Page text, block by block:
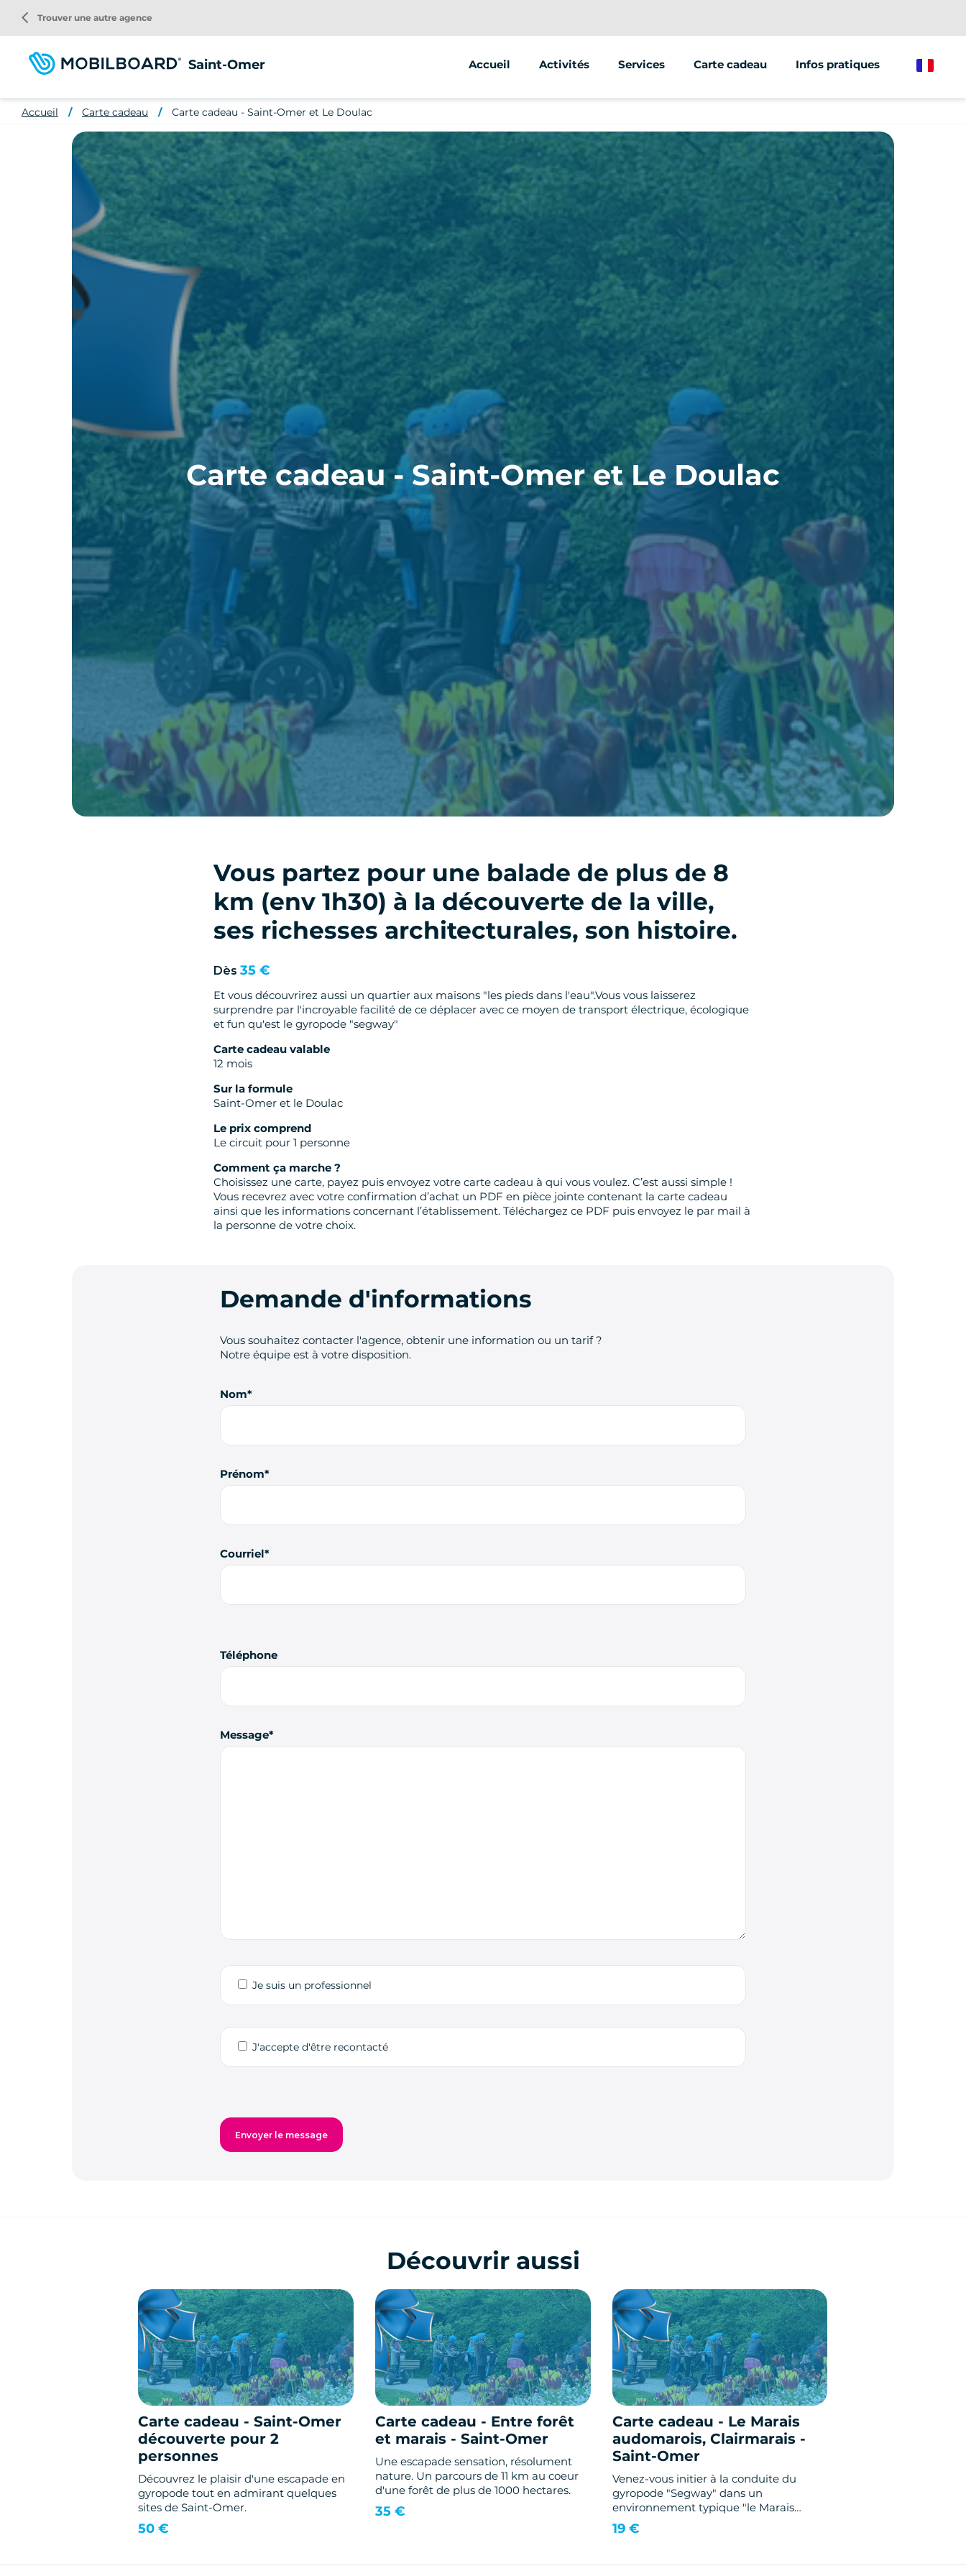
contenu
principal
Saint-Omer Accueil Activités
Segway
Trottinette
Mono-roue
Services
Animations/groupes
Street marketing
Carte cadeau Infos pratiques
arrow_back_ios Trouver une autre agence
Accueil Carte cadeau Carte cadeau - Saint-Omer et Le Doulac
Carte cadeau - Saint-Omer et Le Doulac
Vous partez pour une balade de plus de 8
km (env 1h30) à la découverte de la ville,
ses richesses architecturales, son histoire.
Dès 35 €
Et vous découvrirez aussi un quartier aux maisons "les pieds dans l'eau".Vous vous laisserez
surprendre par l'incroyable facilité de ce déplacer avec ce moyen de transport électrique, écologique
et fun qu'est le gyropode "segway"
Carte cadeau valable
12 mois
Sur la formule
Saint-Omer et le Doulac
Le prix comprend
Le circuit pour 1 personne
Comment ça marche ?
Choisissez une carte, payez puis envoyez votre carte cadeau à qui vous voulez. C’est aussi simple !
Vous recevrez avec votre confirmation d’achat un PDF en pièce jointe contenant la carte cadeau
ainsi que les informations concernant l’établissement. Téléchargez ce PDF puis envoyez le par mail à
la personne de votre choix.
Demande d'informations
Vous souhaitez contacter l'agence, obtenir une information ou un tarif ?
Notre équipe est à votre disposition.
Nom
Prénom
Courriel
Téléphone
Message
Je suis un professionnel
J'accepte d'être recontacté
Découvrir aussi
Carte cadeau - Saint-Omer
découverte pour 2
personnes
Découvrez le plaisir d'une escapade en
gyropode tout en admirant quelques
sites de Saint-Omer.
50 €
Carte cadeau - Entre forêt
et marais - Saint-Omer
Une escapade sensation, résolument
nature. Un parcours de 11 km au coeur
d'une forêt de plus de 1000 hectares.
35 €
Carte cadeau - Le Marais
audomarois, Clairmarais -
Saint-Omer
Venez-vous initier à la conduite du
gyropode "Segway" dans un
environnement typique "le Marais
Audomarois". Au départ de la
brasserie"Al Cabane", découvrez de
19 €